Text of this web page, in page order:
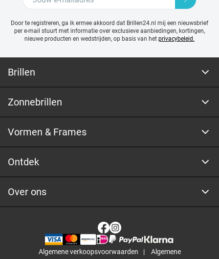
Door te registreren, ga ik ermee akkoord dat Brillen24.nl mij een nieuwsbrief
per e-mail stuurt met informatie over exclusieve aanbiedingen, kortingen,
nieuwe producten en wedstrijden, op basis van het privacybeleid.
Brillen
Zonnebrillen
Vormen & Frames
Ontdek
Over ons
Algemene verkoopsvoorwaarden Algemene